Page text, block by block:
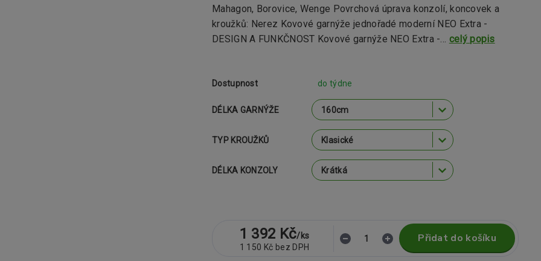
Mahagon, Borovice, Wenge Povrchová úprava konzolí, koncovek a
kroužků: Nerez Kovové garnýže jednořadé moderní NEO Extra -
DESIGN A FUNKČNOST Kovové garnýže NEO Extra -... celý popis
Dostupnost do týdne
DÉLKA GARNÝŽE
TYP KROUŽKŮ
DÉLKA KONZOLY
1 392 Kč/ks
1 150 Kč bez DPH
Přidat do košíku